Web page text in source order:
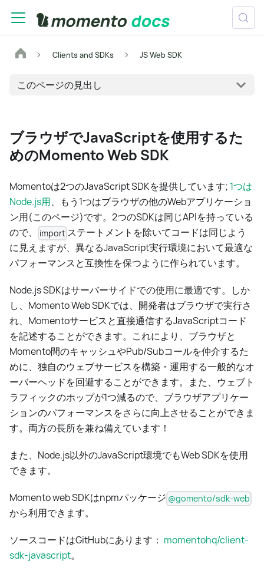
Clients and SDKs JS Web SDK
このページの見出し
ブラウザでJavaScriptを使用するた
めのMomento Web SDK
Momentoは2つのJavaScript SDKを提供しています; 1つは
Node.js用、もう1つはブラウザの他のWebアプリケーショ
ン用(このページ)です。2つのSDKは同じAPIを持っている
ので、
import ステートメントを除いてコードは同じよう
に見えますが、異なるJavaScript実行環境において最適な
パフォーマンスと互換性を保つように作られています。
Node.js SDKはサーバーサイドでの使用に最適です。しか
し、Momento Web SDKでは、開発者はブラウザで実行さ
れ、Momentoサービスと直接通信するJavaScriptコード
を記述することができます。これにより、ブラウザと
Momento間のキャッシュやPub/Subコールを仲介するた
めに、独自のウェブサービスを構築・運用する一般的なオ
ーバーヘッドを回避することができます。また、ウェブト
ラフィックのホップが1つ減るので、ブラウザアプリケー
ションのパフォーマンスをさらに向上させることができま
す。両方の長所を兼ね備えています！
また、Node.js以外のJavaScript環境でもWeb SDKを使用
できます。
Momento web SDKはnpmパッケージ @gomento/sdk-web
から利用できます。
ソースコードはGitHubにあります： momentohq/client-
sdk-javascript。